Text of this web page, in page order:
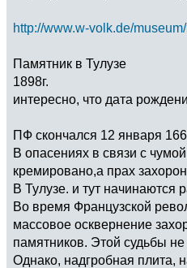
http://www.w-volk.de/
Памятник в Тулузе
1898г.
интересно, что дата
ПФ скончался 12 января
В опасениях в связи с
кремировано,а прах
В Тулузе. и тут начинаются
Во время Французской
массовое осквернение
памятников. Этой судьбы
Однако, надгробная плита,